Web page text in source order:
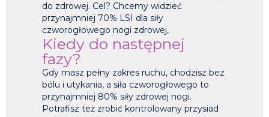
do zdrowej. Cel? Chcemy widzieć
przynajmniej 70% LSI dla siły
czworogłowego nogi zdrowej,
Kiedy do następnej
fazy?
Gdy masz pełny zakres ruchu, chodzisz bez
bólu i utykania, a siła czworogłowego to
przynajmniej 80% siły zdrowej nogi.
Potrafisz też zrobić kontrolowany przysiad